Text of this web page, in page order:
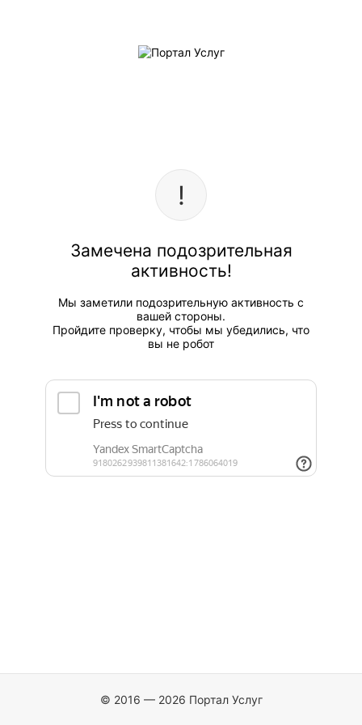
Замечена подозрительная
активность!
Мы заметили подозрительную активность с
вашей стороны.
Пройдите проверку, чтобы мы убедились, что
вы не робот
© 2016 — 2026 Портал Услуг